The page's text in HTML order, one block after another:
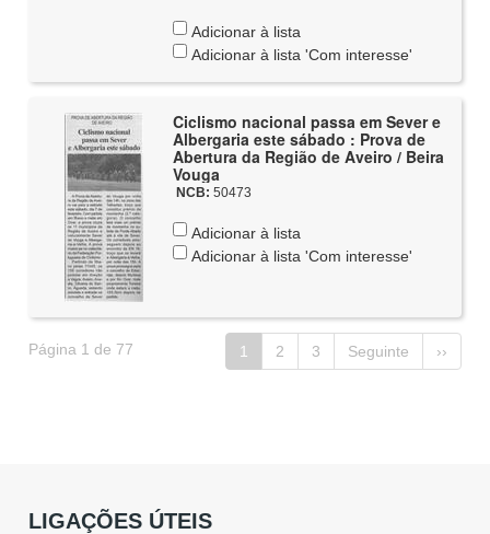
Adicionar à lista
Adicionar à lista 'Com interesse'
Ciclismo nacional passa em Sever e
Albergaria este sábado : Prova de
Abertura da Região de Aveiro / Beira
Vouga
NCB: 50473
Adicionar à lista
Adicionar à lista 'Com interesse'
Página 1 de 77 1 2 3 Seguinte ››
LIGAÇÕES ÚTEIS